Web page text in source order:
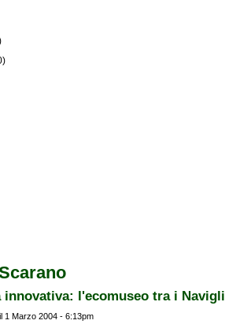
innovativa: l'ecomuseo tra i Navigli
il 1 Marzo 2004 - 6:13pm